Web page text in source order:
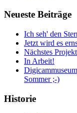
Neueste Beiträge
Ich seh' den
Jetzt wird es
Nächstes
In Arbeit!
Sommer ;-)
Historie